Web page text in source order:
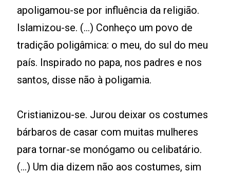
apoligamou-se por influência da religião.
Islamizou-se. (...) Conheço um povo de
tradição poligâmica: o meu, do sul do meu
país. Inspirado no papa, nos padres e nos
santos, disse não à poligamia.
Cristianizou-se. Jurou deixar os costumes
bárbaros de casar com muitas mulheres
para tornar-se monógamo ou celibatário.
(...) Um dia dizem não aos costumes, sim